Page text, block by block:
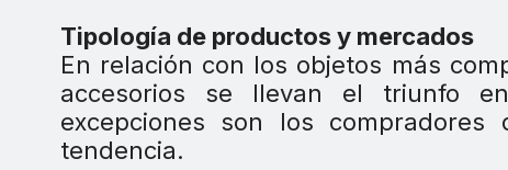
Tipología de productos y mercados
En relación con los objetos más
accesorios se llevan el triunfo
excepciones son los
tendencia.